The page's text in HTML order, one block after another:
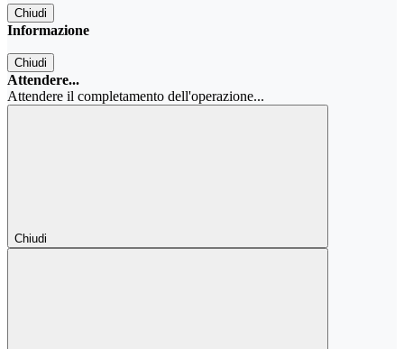
Chiudi
Informazione
Chiudi
Attendere...
Attendere il completamento dell'operazione...
Chiudi